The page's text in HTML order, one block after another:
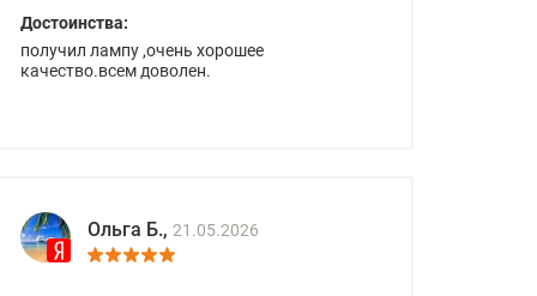
Достоинства:
получил лампу ,очень хорошее
качество.всем доволен.
Ольга Б., 21.05.2026